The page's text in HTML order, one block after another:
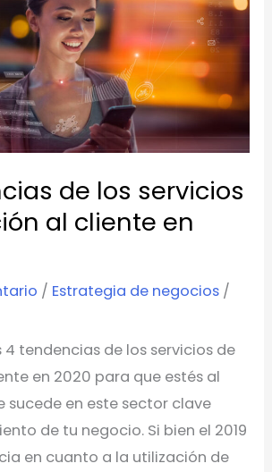
de los servicios
al cliente en
/ Estrategia de negocios /
tendencias de los servicios de
en 2020 para que estés al
sucede en este sector clave
de tu negocio. Si bien el 2019
en cuanto a la utilización de